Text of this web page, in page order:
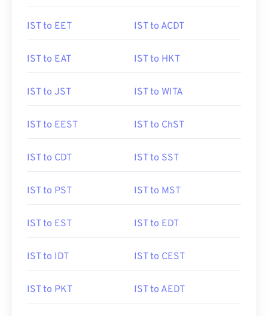
IST to EET IST to ACDT
IST to EAT IST to HKT
IST to JST IST to WITA
IST to EEST IST to ChST
IST to CDT IST to SST
IST to PST IST to MST
IST to EST IST to EDT
IST to IDT IST to CEST
IST to PKT IST to AEDT